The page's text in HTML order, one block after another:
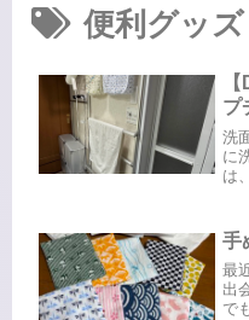
便利グッズ
プ
洗
に
は
く
ト
で
手
最
出
で